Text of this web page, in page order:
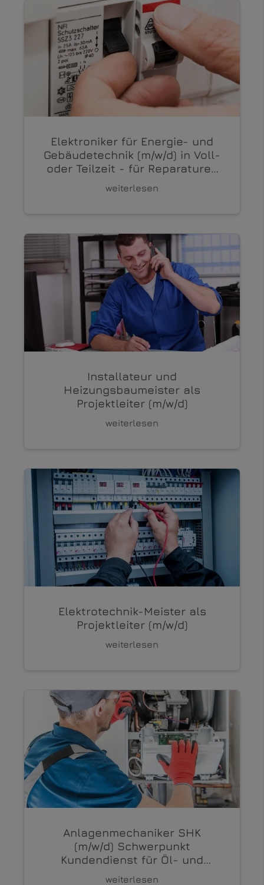
Elektroniker für Energie- und
Gebäudetechnik (m/w/d) in Voll-
oder Teilzeit - für Reparaturen
und Kleininstallationen bei
Privatkunden
weiterlesen
Installateur und
Heizungsbaumeister als
Projektleiter (m/w/d)
weiterlesen
Elektrotechnik-Meister als
Projektleiter (m/w/d)
weiterlesen
Anlagenmechaniker SHK
(m/w/d) Schwerpunkt
Kundendienst für Öl- und
Gasfeuerung, Regelungstechnik
weiterlesen